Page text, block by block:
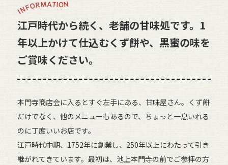
江戸時代から続く、老舗の甘味処です。 1
年以上かけて仕込むくず餅や、黒蜜の味を
ご賞味ください。
本門寺商店会に入るとすぐ左手にある、甘味屋さん。くず餅
だけでなく、他のメニューもあるので、ちょっと一息いれる
のに丁度いいお店です。
江戸時代中期、1752年に創業し、250年以上にわたって引き
継がれてきています。最初は、池上本門寺の前でご参拝の方